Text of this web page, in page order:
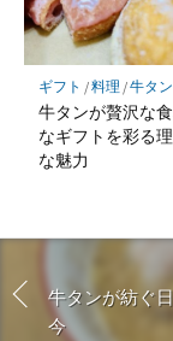
ギフト /料理 /牛タン
牛タンが贅沢な
なギフトを彩る
な魅力
牛タンが紡ぐ
今